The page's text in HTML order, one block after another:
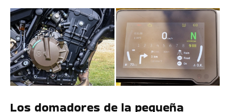
Los domadores de la pequeña